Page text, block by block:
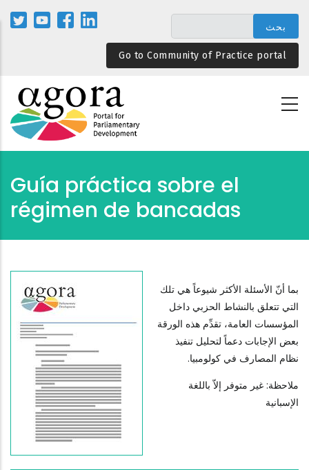
المحتوى
الرئيسيGo to Community of Practice portal
Guía práctica sobre el
régimen de bancadas
بما أنّ الأسئلة الأكثر شيوعاً هي تلك
التي تتعلق بالنشاط الحزبي داخل
المؤسسات العامة، تقدِّم هذه الورقة
بعض الإجابات دعماً لتحليل تنفيذ
نظام المصارف في كولومبيا.
ملاحظة: غير متوفر إلاّ باللغة
الإسبانية